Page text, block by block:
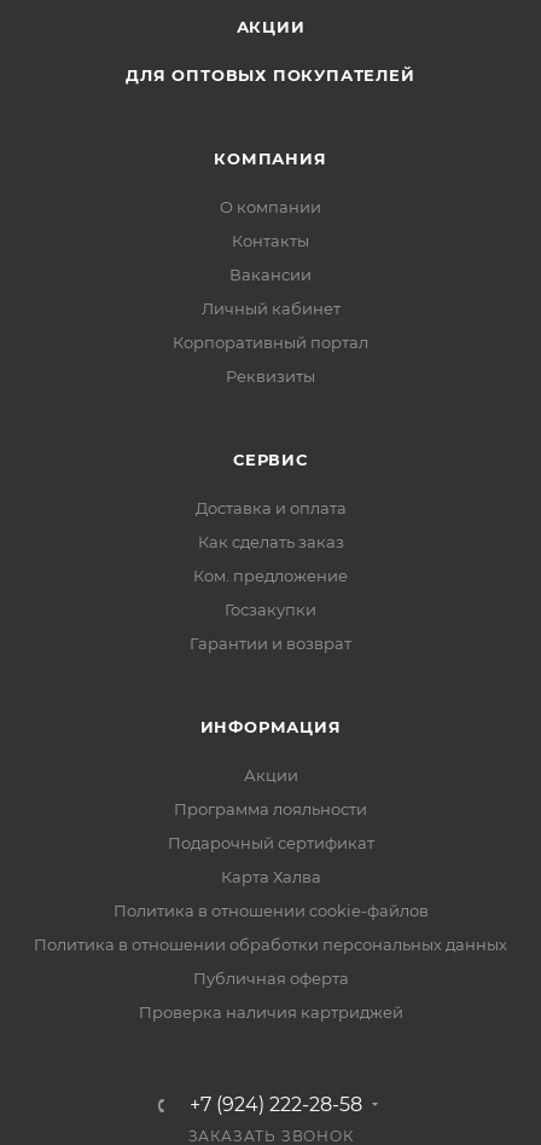
АКЦИИ
ДЛЯ ОПТОВЫХ ПОКУПАТЕЛЕЙ
КОМПАНИЯ
О компании
Контакты
Вакансии
Личный кабинет
Корпоративный портал
Реквизиты
СЕРВИС
Доставка и оплата
Как сделать заказ
Ком. предложение
Госзакупки
Гарантии и возврат
ИНФОРМАЦИЯ
Акции
Программа лояльности
Подарочный сертификат
Карта Халва
Политика в отношении cookie-файлов
Политика в отношении обработки персональных данных
Публичная оферта
Проверка наличия картриджей
+7 (924) 222-28-58
ЗАКАЗАТЬ ЗВОНОК